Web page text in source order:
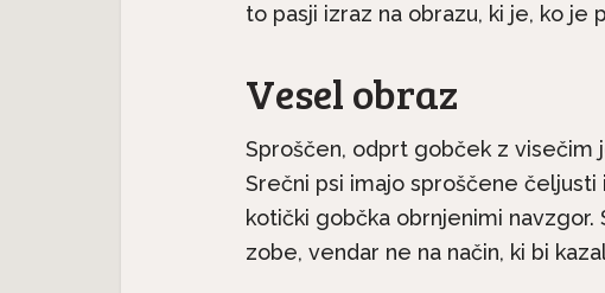
to pasji izraz na obrazu, ki je, ko je
Vesel obraz
Sproščen, odprt gobček z visečim
Srečni psi imajo sproščene
kotički gobčka obrnjenimi
zobe, vendar ne na način, ki bi
Predstavljamo pasme:
Havanski bišon, majhen...
Pasme na
seter je
ne...